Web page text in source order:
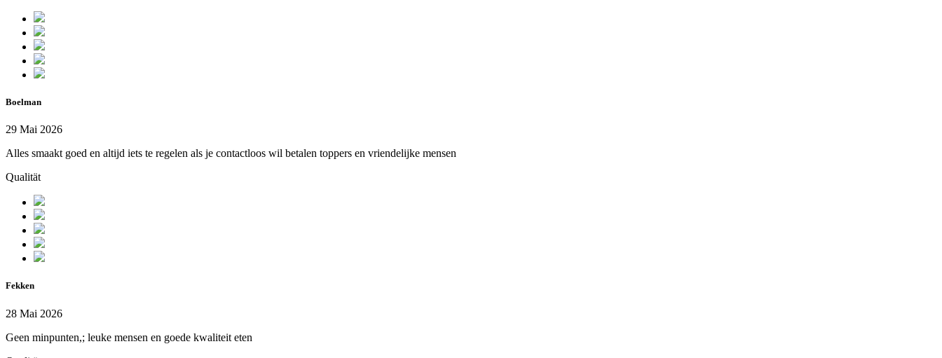
Boelman
29 Mai 2026
Alles smaakt goed en altijd iets te regelen als je contactloos wil betalen toppers en vriendelijke mensen
Qualität
Fekken
28 Mai 2026
Geen minpunten,; leuke mensen en goede kwaliteit eten